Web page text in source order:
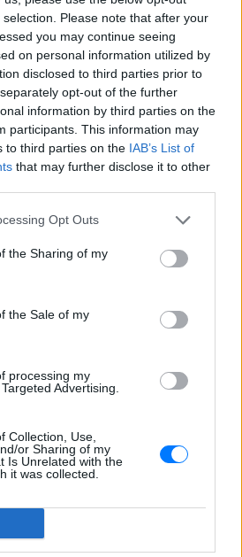
Please note that after your
you may continue seeing
on personal information utilized by
disclosed to third parties prior to
opt-out of the further
information by third parties on the
participants. This information may
to third parties on the IAB’s List of
that may further disclose it to other
Opt Outs
the Sharing of my
the Sale of my
processing my
Advertising.
Collection, Use,
or Sharing of my
Is Unrelated with the
it was collected.
Radio.gr και στο Instagram
ΔΙΑΦΗΜΙΣΗ